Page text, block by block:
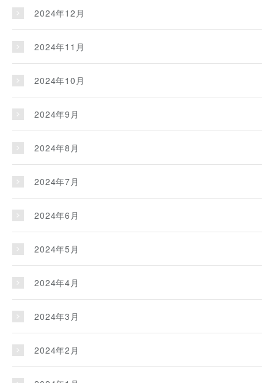
2024年12月
2024年11月
2024年10月
2024年9月
2024年8月
2024年7月
2024年6月
2024年5月
2024年4月
2024年3月
2024年2月